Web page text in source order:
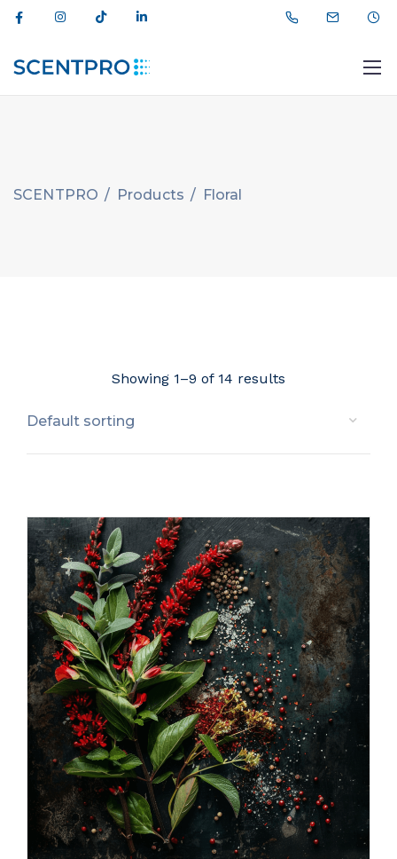
SCENTPRO / Products / Floral
Showing 1–9 of 14 results